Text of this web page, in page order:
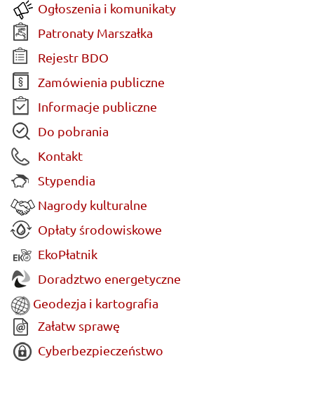
Ogłoszenia i komunikaty
Patronaty Marszałka
Rejestr BDO
Zamówienia publiczne
Informacje publiczne
Do pobrania
Kontakt
Stypendia
Nagrody kulturalne
Opłaty środowiskowe
EkoPłatnik
Doradztwo energetyczne
Geodezja i kartografia
Załatw sprawę
Cyberbezpieczeństwo